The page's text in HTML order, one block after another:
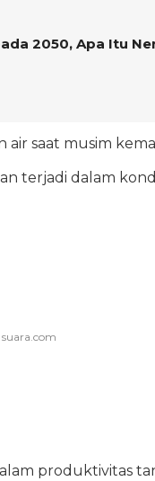
2050, Apa Itu
saat musim
terjadi dalam
produktivitas